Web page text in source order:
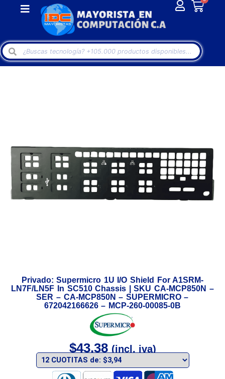
Privado: Supermicro 1U I/O Shield For A1SRM-
LN7F/LN5F In SC510 Chassis | SKU CA-MCP850N –
SER – CA-MCP850N – SUPERMICRO –
672042166626 – MCP-260-00085-0B
$43,38 (incl. iva)